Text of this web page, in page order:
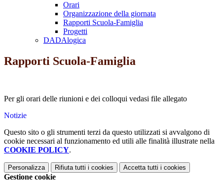
Orari
Organizzazione della giornata
Rapporti Scuola-Famiglia
Progetti
DADAlogica
Rapporti Scuola-Famiglia
Per gli orari delle riunioni e dei colloqui vedasi file allegato
Notizie
Questo sito o gli strumenti terzi da questo utilizzati si avvalgono di
cookie necessari al funzionamento ed utili alle finalità illustrate nella
COOKIE POLICY.
Personalizza Rifiuta tutti i cookies Accetta tutti i cookies
Gestione cookie